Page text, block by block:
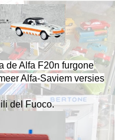
de Alfa F20n furgone
Alfa-Saviem versies
del Fuoco.